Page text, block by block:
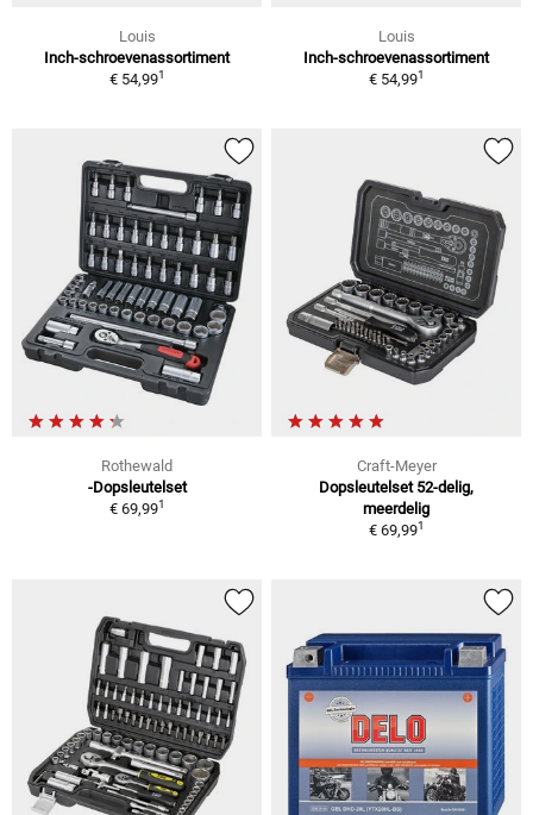
Louis
Inch-schroevenassortiment
€ 54,991
Louis
Inch-schroevenassortiment
€ 54,991
Rothewald
-Dopsleutelset
€ 69,991
Craft-Meyer
Dopsleutelset 52-delig,
meerdelig
€ 69,991